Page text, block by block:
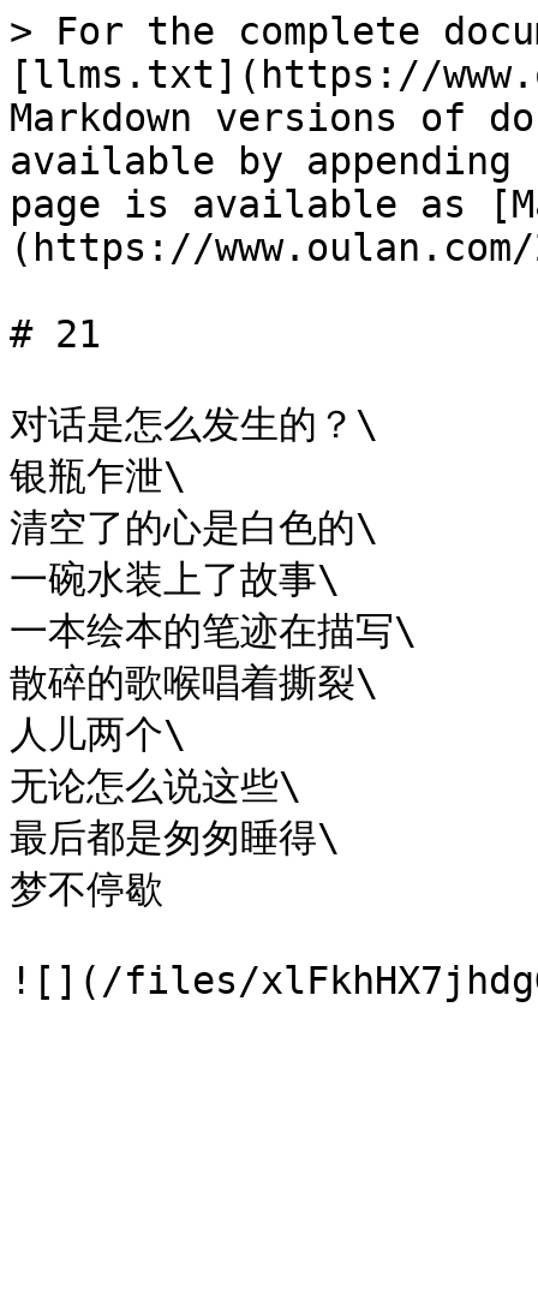
> For the complete
[llms.txt](https://
Markdown versions of
available by
page is available as
(https://
# 21
对话是怎么发生的？\
银瓶乍泄\
清空了的心是白色的\
一碗水装上了故事\
一本绘本的笔迹在描写\
散碎的歌喉唱着撕裂\
人儿两个\
无论怎么说这些\
最后都是匆匆睡得\
梦不停歇